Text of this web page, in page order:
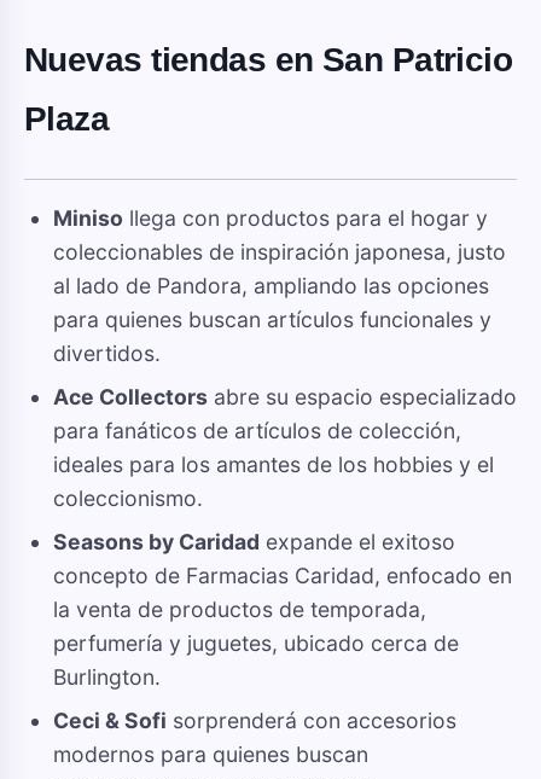
Nuevas tiendas en San Patricio
Plaza
Miniso llega con productos para el hogar y
coleccionables de inspiración japonesa, justo
al lado de Pandora, ampliando las opciones
para quienes buscan artículos funcionales y
divertidos.
Ace Collectors abre su espacio especializado
para fanáticos de artículos de colección,
ideales para los amantes de los hobbies y el
coleccionismo.
Seasons by Caridad expande el exitoso
concepto de Farmacias Caridad, enfocado en
la venta de productos de temporada,
perfumería y juguetes, ubicado cerca de
Burlington.
Ceci & Sofi sorprenderá con accesorios
modernos para quienes buscan